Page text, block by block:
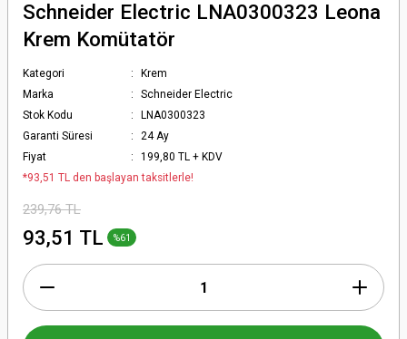
Schneider Electric LNA0300323 Leona
Krem Komütatör
Kategori
Krem
Marka
Schneider Electric
Stok Kodu
LNA0300323
Garanti Süresi
24 Ay
Fiyat
199,80 TL + KDV
*93,51 TL den başlayan taksitlerle!
239,76 TL
93,51 TL %61